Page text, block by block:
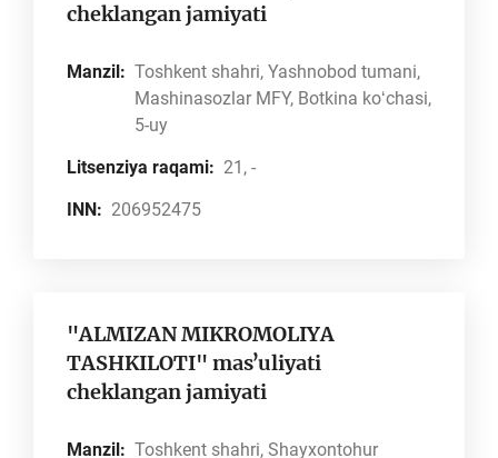
cheklangan jamiyati
Manzil: Toshkent shahri, Yashnobod tumani,
Mashinasozlar MFY, Botkina koʻchasi,
5-uy
Litsenziya raqami: 21, -
INN: 206952475
"ALMIZAN MIKROMOLIYA
TASHKILOTI" masʼuliyati
cheklangan jamiyati
Manzil: Toshkent shahri, Shayxontohur